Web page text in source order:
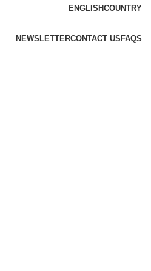
ENGLISHCOUNTRY
NEWSLETTERCONTACT US FAQS